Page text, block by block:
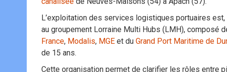
L’exploitation des services logistiques portuaires est,
au groupement Lorraine Multi Hubs (LMH), composé
France, Modalis, MGE et du Grand Port Maritime de
de 15 ans.
Cette organisation permet de clarifier les rôles entre